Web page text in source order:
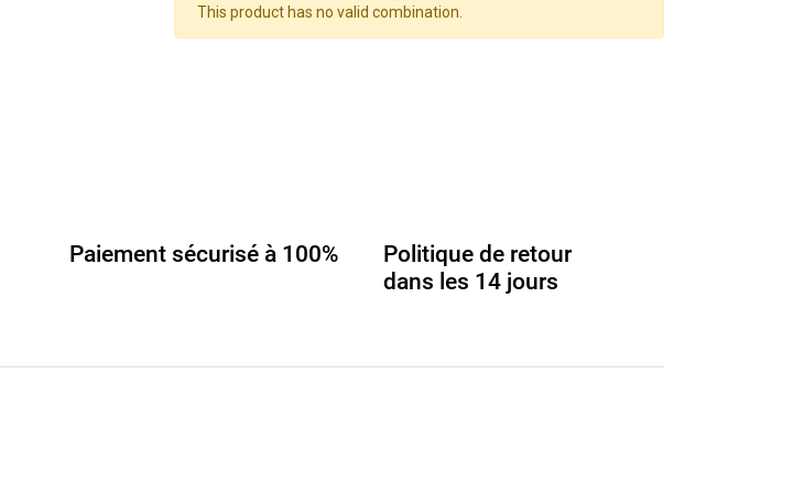
This product has no valid combination.
Paiement sécurisé à 100%
Politique de retour
dans les 14 jours